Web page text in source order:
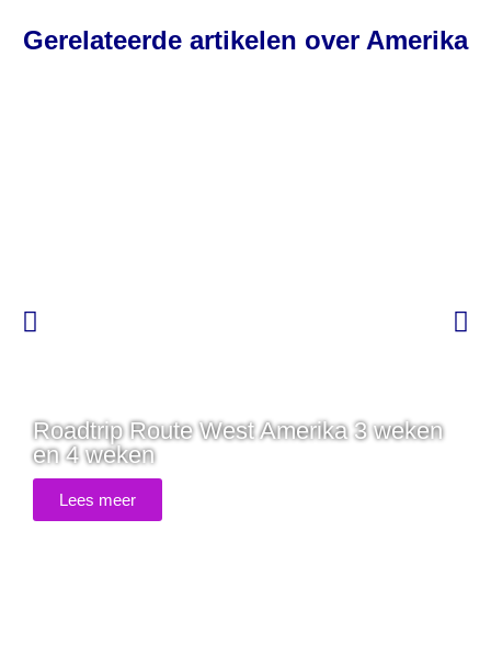
Gerelateerde artikelen over Amerika
Roadtrip Route West Amerika 3 weken
en 4 weken
Lees meer